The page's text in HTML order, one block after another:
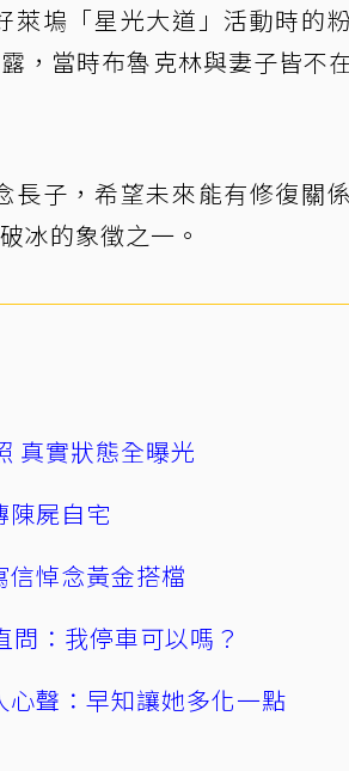
萊塢「星光大道」活動時的
，當時布魯克林與妻子皆不
長子，希望未來能有修復關
冰的象徵之一。
真實狀態全曝光
陳屍自宅
悼念黃金搭檔
：我停車可以嗎？
聲：早知讓她多化一點